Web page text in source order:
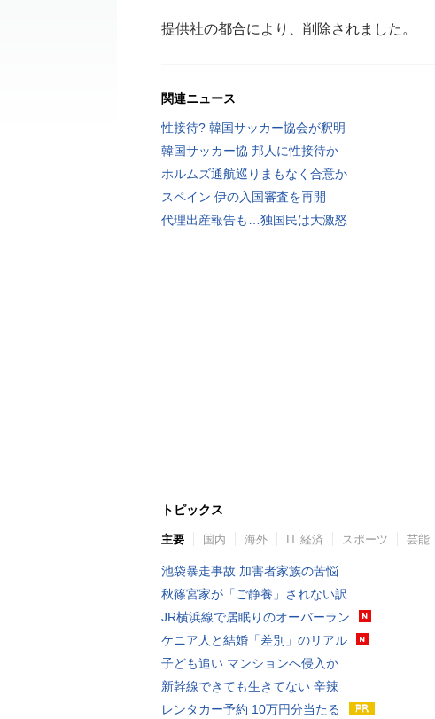
提供社の都合により、削除されました。
関連ニュース
性接待? 韓国サッカー協会が釈明
韓国サッカー協 邦人に性接待か
ホルムズ通航巡りまもなく合意か
スペイン 伊の入国審査を再開
代理出産報告も…独国民は大激怒
トピックス
主要 国内 海外 IT 経済 スポーツ 芸能
池袋暴走事故 加害者家族の苦悩
秋篠宮家が「ご静養」されない訳
JR横浜線で居眠りのオーバーラン
ケニア人と結婚「差別」のリアル
子ども追い マンションへ侵入か
新幹線できても生きてない 辛辣
レンタカー予約 10万円分当たる